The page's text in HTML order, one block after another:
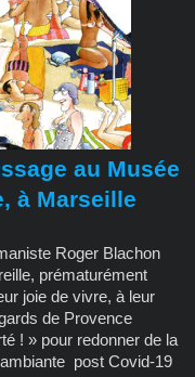
au Musée
à Marseille
Roger Blachon
prématurément
joie de vivre, à leur
de Provence
! » pour redonner de la
post Covid-19